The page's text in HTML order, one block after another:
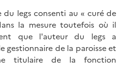
du legs consenti au « curé de
la mesure toutefois où il
que l'auteur du legs a
gestionnaire de la paroisse et
titulaire de la fonction